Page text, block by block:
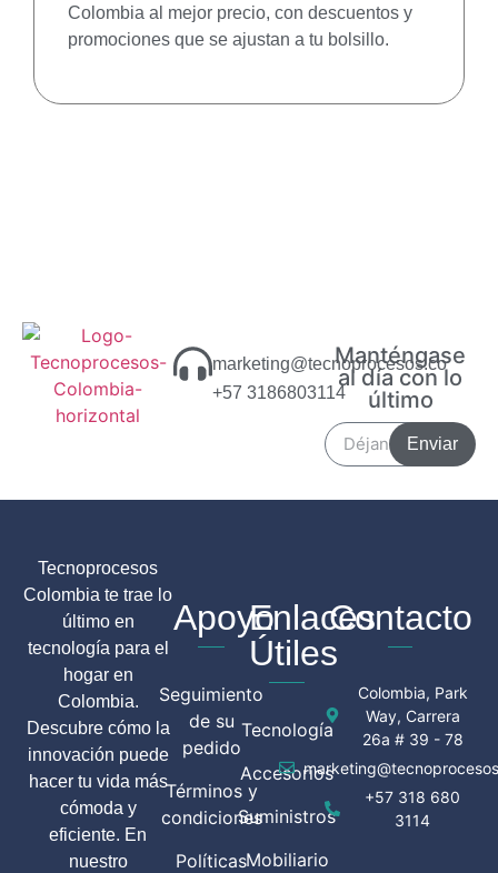
Colombia al mejor precio, con descuentos y
promociones que se ajustan a tu bolsillo.
marketing@tecnoprocesos.co
+57 3186803114
Manténgase
al día con lo
último
Enviar
Tecnoprocesos
Colombia te trae lo
último en
tecnología para el
hogar en
Colombia.
Descubre cómo la
innovación puede
hacer tu vida más
cómoda y
eficiente. En
nuestro
Apoyo
Seguimiento
de su
pedido
Términos y
condiciones
Políticas
Enlaces
Útiles
Tecnología
Accesorios
Suministros
Mobiliario
Contacto
Colombia, Park
Way, Carrera
26a # 39 - 78
+57 318 680
3114